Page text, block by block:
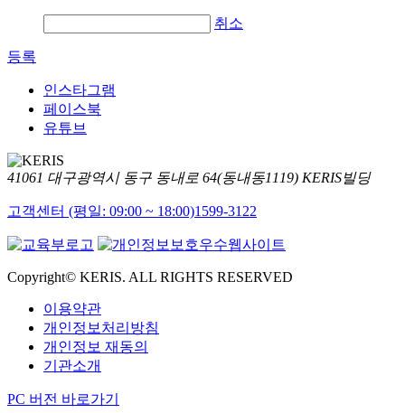
취소
등록
인스타그램
페이스북
유튜브
41061 대구광역시 동구 동내로 64(동내동1119) KERIS빌딩
고객센터 (평일: 09:00 ~ 18:00)1599-3122
Copyright© KERIS. ALL RIGHTS RESERVED
이용약관
개인정보처리방침
개인정보 재동의
기관소개
PC 버전 바로가기